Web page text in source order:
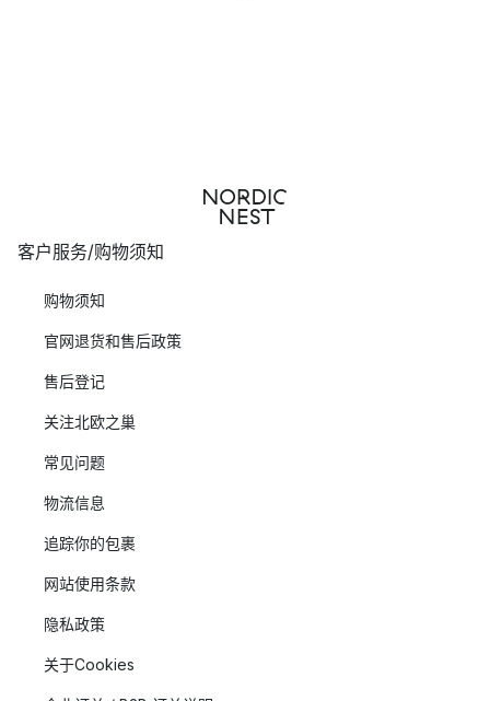
客户服务/购物须知
购物须知
官网退货和售后政策
售后登记
关注北欧之巢
常见问题
物流信息
追踪你的包裹
网站使用条款
隐私政策
关于Cookies